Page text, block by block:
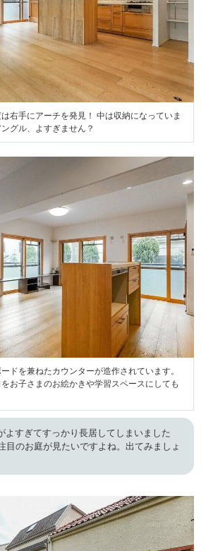
右手にアーチを発見！ 中は収納になっていま
グル、よすぎません？
ドを兼ねたカウンターが造作されています。
お子さまのお絵かきや学習スペースにしても
よすぎてすっかり長居してしまいました
目のお庭が見たいですよね。出てみましょ